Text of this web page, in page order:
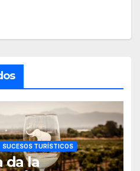
SUCESOS TURÍSTICOS
da la